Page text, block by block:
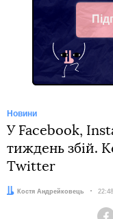
Новини
У Facebook,
тиждень збій.
Twitter
Автор:Костя Андрейковець Дата: